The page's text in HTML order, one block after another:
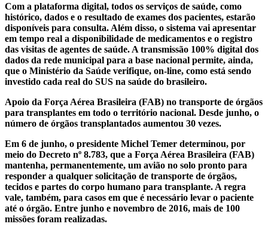
Com a plataforma digital, todos os serviços de saúde, como
histórico, dados e o resultado de exames dos pacientes, estarão
disponíveis para consulta. Além disso, o sistema vai apresentar
em tempo real a disponibilidade de medicamentos e o registro
das visitas de agentes de saúde. A transmissão 100% digital dos
dados da rede municipal para a base nacional permite, ainda,
que o Ministério da Saúde verifique, on-line, como está sendo
investido cada real do SUS na saúde do brasileiro.
Apoio da Força Aérea Brasileira (FAB) no transporte de órgãos
para transplantes em todo o território nacional. Desde junho, o
número de órgãos transplantados aumentou 30 vezes.
Em 6 de junho, o presidente Michel Temer determinou, por
meio do Decreto nº 8.783, que a Força Aérea Brasileira (FAB)
mantenha, permanentemente, um avião no solo pronto para
responder a qualquer solicitação de transporte de órgãos,
tecidos e partes do corpo humano para transplante. A regra
vale, também, para casos em que é necessário levar o paciente
até o órgão. Entre junho e novembro de 2016, mais de 100
missões foram realizadas.